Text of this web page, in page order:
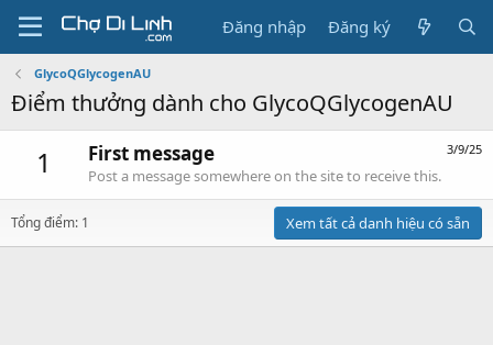
Đăng nhập Đăng ký
GlycoQGlycogenAU
Điểm thưởng dành cho GlycoQGlycogenAU
1 3/9/25
First message
Post a message somewhere on the site to receive this.
Tổng điểm: 1 Xem tất cả danh hiệu có sẵn